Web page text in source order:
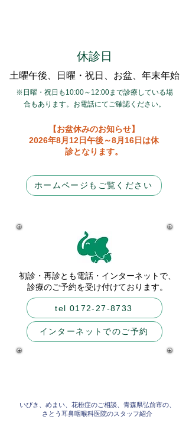
休診日
土曜午後、日曜・祝日、お盆、年末年始
※日曜・祝日も10:00～12:00まで診療している場
合もあります。お電話にてご確認ください。
【お盆休みのお知らせ】
​2026年8月12日午後～8月16日は休
診となります。
ホームページもご覧ください
初診・再診とも電話・インターネットで、
診療のご予約を受け付けております。
tel 0172-27-8733
インターネットでのご予約
いびき、めまい、花粉症のご相談、青森県弘前市の、
さとう耳鼻咽喉科医院のスタッフ紹介